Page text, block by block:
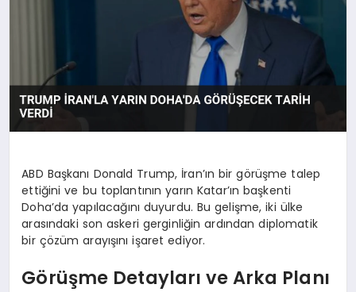
ABD Başkanı Donald Trump, İran’ın bir görüşme talep
ettiğini ve bu toplantının yarın Katar’ın başkenti
Doha’da yapılacağını duyurdu. Bu gelişme, iki ülke
arasındaki son askeri gerginliğin ardından diplomatik
bir çözüm arayışını işaret ediyor.
Görüşme Detayları ve Arka Planı